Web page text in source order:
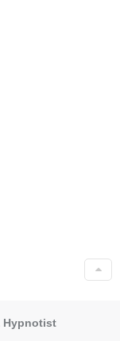
Hypnotist